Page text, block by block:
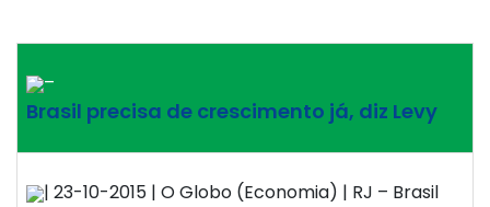
–
Brasil precisa de crescimento já, diz Levy
| 23-10-2015 | O Globo (Economia) | RJ – Brasil